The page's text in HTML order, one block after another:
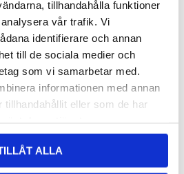
tillhandahålla funktioner
vår trafik. Vi
identifierare och annan
till de sociala medier och
som vi samarbetar med.
informationen med annan
tillhandahållit eller som de har
ALLA
LÄS MER